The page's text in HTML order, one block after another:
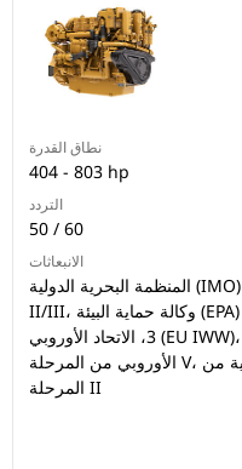
نطاق القدرة
404 - 803 hp
التردد
50 / 60
الانبعاثات
المنظمة البحرية الدولية (IMO) من المستوى
II‏/III، وكالة حماية البيئة (EPA) من المستوى
3، الاتحاد الأوروبي (EU IWW)، الاتحاد
الأوروبي من المرحلة V، المعايير الصينية من
المرحلة II